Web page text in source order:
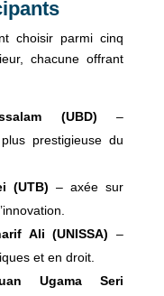
choisir parmi cinq
chacune offrant
(UBD) –
prestigieuse du
(UTB) – axée sur
Ali (UNISSA) –
et en droit.
Ugama Seri